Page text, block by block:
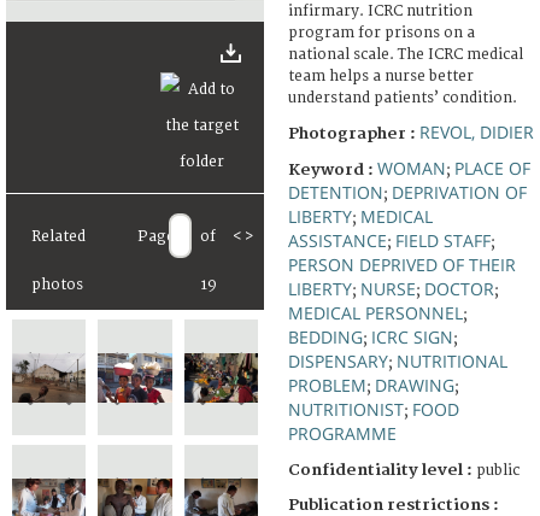
Related
photos
Page of
19
< >
infirmary. ICRC nutrition
program for prisons on a
national scale. The ICRC medical
team helps a nurse better
understand patients’ condition.
Photographer : REVOL, DIDIER
Keyword : WOMAN; PLACE OF
DETENTION; DEPRIVATION OF
LIBERTY; MEDICAL
ASSISTANCE; FIELD STAFF;
PERSON DEPRIVED OF THEIR
LIBERTY; NURSE; DOCTOR;
MEDICAL PERSONNEL ;
BEDDING; ICRC SIGN;
DISPENSARY; NUTRITIONAL
PROBLEM; DRAWING;
NUTRITIONIST; FOOD
PROGRAMME
Confidentiality level : public
Publication restrictions :